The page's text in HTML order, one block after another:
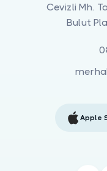
Cevizli Mh.
Bulut
Apple